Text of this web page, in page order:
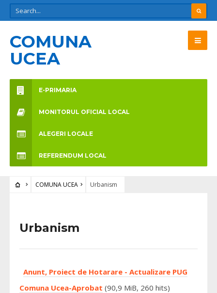
COMUNA
UCEA
E-PRIMARIA
MONITORUL OFICIAL LOCAL
ALEGERI LOCALE
REFERENDUM LOCAL
COMUNA UCEA Urbanism
Urbanism
Anunt, Proiect de Hotarare - Actualizare PUG
Comuna Ucea-Aprobat (90,9 MiB, 260 hits)